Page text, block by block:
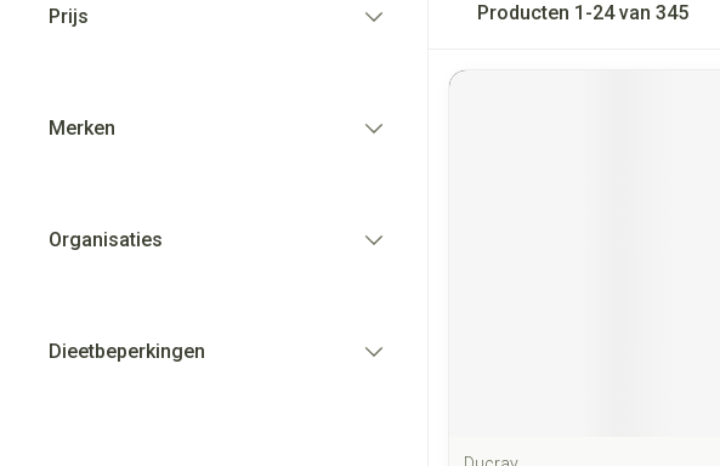
Prijs
Merken
Organisaties
Dieetbeperkingen
Producten 1 -24van 345